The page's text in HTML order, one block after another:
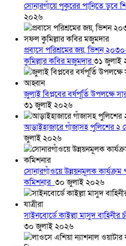
সোনারগাঁয়ে পুকুরের পানিতে ডুবে
২০২৬
প্রবাসে পরিশ্রমের জয়, ভিশন
কুমিল্লার কবির মজুমদার৩১ জুলাই
জুলাই বিপ্লবের বর্ষপূর্তি উপলক্ষে
৩১ জুলাই ২০২৬
আড়াইহাজারে গাঁজাসহ পুলিশের
জুলাই ২০২৬
সোনারগাঁওয়ে উন্নয়নমূলক কার্যক্রম
কমিশনার ৩০ জুলাই ২০২৬
সাইনবোর্ডে কাইল্লা মাসুদ বাহিনীর
৩০ জুলাই ২০২৬